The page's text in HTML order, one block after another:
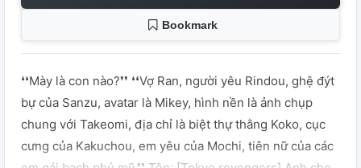
Bookmark
❛❛Mày là con nào?❜❜ ❛❛Vợ Ran, người yêu Rindou, ghệ đýt
bự của Sanzu, avatar là Mikey, hình nền là ảnh chụp
chung với Takeomi, địa chỉ là biệt thự thằng Koko, cục
cưng của Kakuchou, em yêu của Mochi, tiên nữ của các